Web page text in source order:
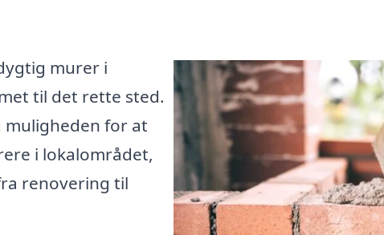
murer i
til det rette sted.
for at
i lokalområdet,
renovering til